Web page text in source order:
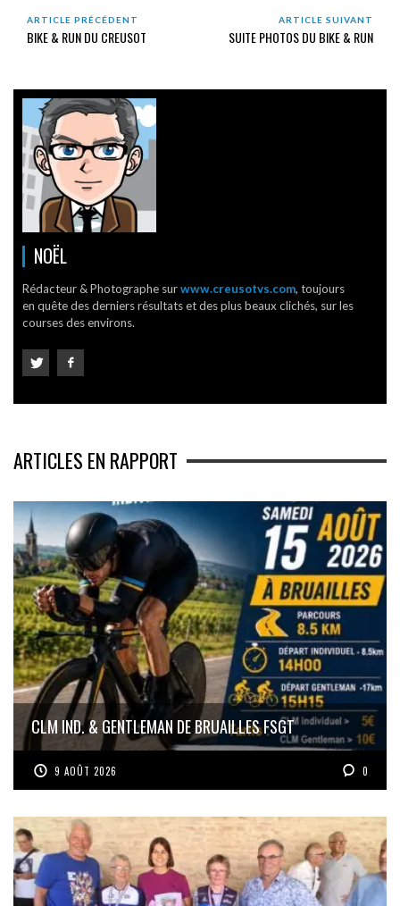
ARTICLE PRÉCÉDENT
BIKE & RUN DU CREUSOT
ARTICLE SUIVANT
SUITE PHOTOS DU BIKE & RUN
NOËL
Rédacteur & Photographe surwww.creusotvs.com, toujours
en quête des derniers résultats et des plus beaux clichés, sur les
courses des environs.
ARTICLES EN RAPPORT
CLM IND. & GENTLEMAN DE BRUAILLES FSGT
9 AOÛT 2026 0